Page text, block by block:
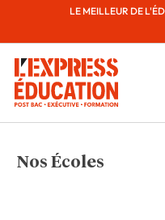
LE MEILLEUR DE
Nos Écoles